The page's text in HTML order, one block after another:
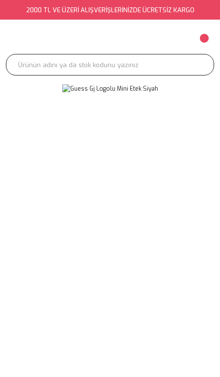
2000 TL VE ÜZERİ ALIŞVERİŞLERİNİZDE ÜCRETSİZ KARGO